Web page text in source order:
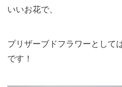
いいお花で、
プリザーブドフラワーとして
です！